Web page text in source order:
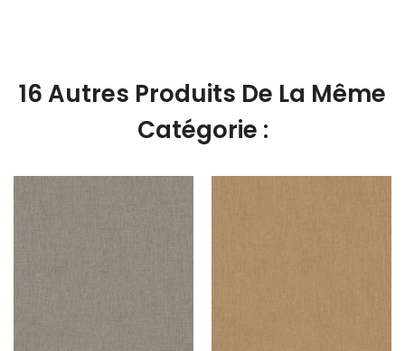
16 Autres Produits De La Même
Catégorie :